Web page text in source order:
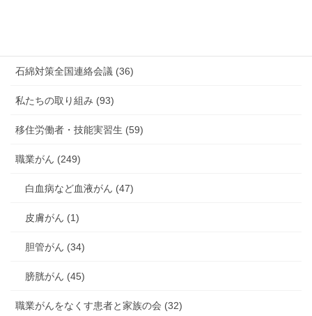
石綿対策全国連絡会議 (36)
私たちの取り組み (93)
移住労働者・技能実習生 (59)
職業がん (249)
白血病など血液がん (47)
皮膚がん (1)
胆管がん (34)
膀胱がん (45)
職業がんをなくす患者と家族の会 (32)